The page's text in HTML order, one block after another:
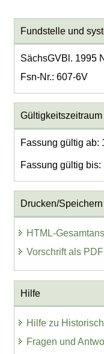
Fundstelle und
SächsGVBl. 1995
Fsn-Nr.: 607-6V
Gültigkeitszeitraum
Fassung gültig ab:
Fassung gültig bis:
Drucken/Speichern
HTML-
Vorschrift als PDF
Hilfe
Hilfe zu
Fragen und